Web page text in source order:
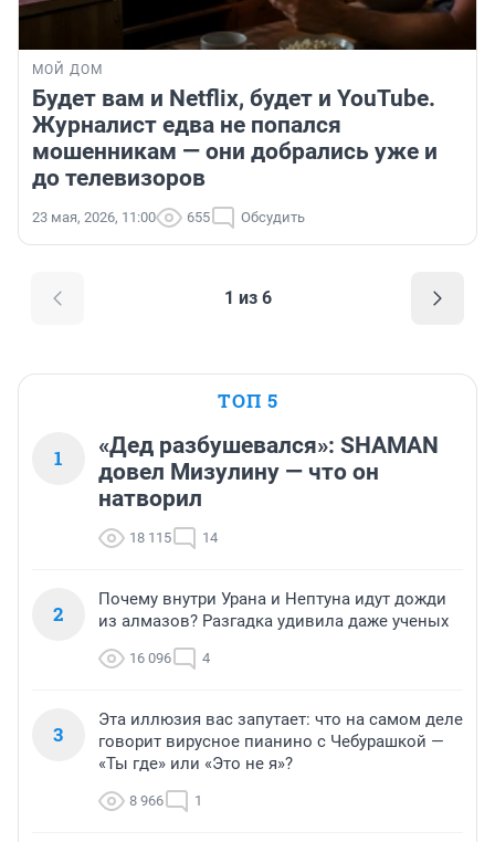
МОЙ ДОМ
Будет вам и Netflix, будет и YouTube.
Журналист едва не попался
мошенникам — они добрались уже и
до телевизоров
23 мая, 2026, 11:00 655 Обсудить
1 из 6
ТОП 5
1
«Дед разбушевался»: SHAMAN
довел Мизулину — что он
натворил
18 115 14
2
Почему внутри Урана и Нептуна идут дожди
из алмазов? Разгадка удивила даже ученых
16 096 4
3
Эта иллюзия вас запутает: что на самом деле
говорит вирусное пианино с Чебурашкой —
«Ты где» или «Это не я»?
8 966 1